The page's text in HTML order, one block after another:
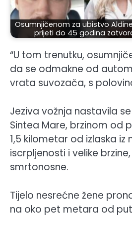
Osumnjičenom za ubistvo
prijeti do 45 godina
“U tom trenutku,
da se odmakne od
vrata suvozača, s
Jeziva vožnja nastavila
Sintea Mare, brzinom od
1,5 kilometar od izlaska
iscrpljenosti i velike
smrtonosne.
Tijelo nesrećne žene
na oko pet metara od